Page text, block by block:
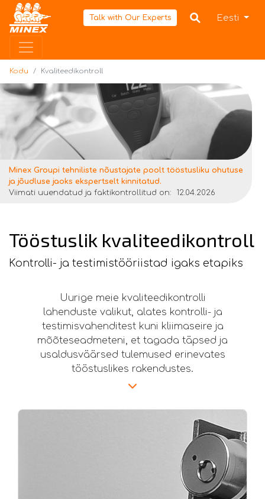
Talk with Our Experts Eesti
Kodu Kvaliteedikontroll
Tööstuslik kvaliteedikontroll
Kontrolli- ja testimistööriistad igaks etapiks
Minex Groupi tehniliste nõustajate poolt tööstusliku ohutuse
ja jõudluse jaoks ekspertselt kinnitatud.
Viimati uuendatud ja faktikontrollitud on:
12.04.2026
Uurige meie kvaliteedikontrolli
lahenduste valikut, alates kontrolli- ja
testimisvahenditest kuni kliimaseire ja
mõõteseadmeteni, et tagada täpsed ja
usaldusväärsed tulemused erinevates